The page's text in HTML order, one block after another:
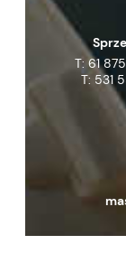
T:61
T: 531